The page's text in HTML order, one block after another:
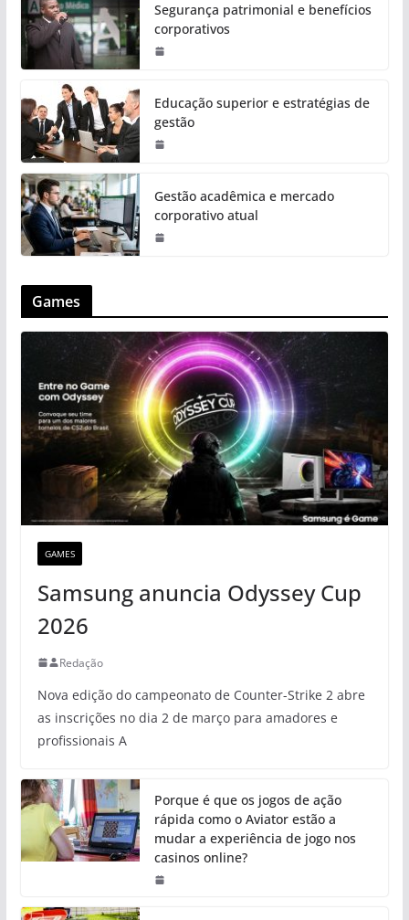
Segurança patrimonial e benefícios
corporativos
Educação superior e estratégias de
gestão
Gestão acadêmica e mercado
corporativo atual
Games
GAMES
Samsung anuncia Odyssey Cup
2026
Redação
Nova edição do campeonato de Counter-Strike 2 abre
as inscrições no dia 2 de março para amadores e
profissionais A
Porque é que os jogos de ação
rápida como o Aviator estão a
mudar a experiência de jogo nos
casinos online?